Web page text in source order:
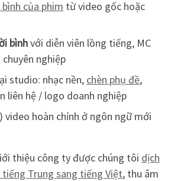
của phim từ video gốc hoặc
bìnhvới diễn viên lồng tiếng, MC
nghiệp
studio: nhạc nền, chèn phụ đề,
liên hệ / logo doanh nghiệp
video hoàn chỉnh ở ngôn ngữ mới
thiệu công ty được chúng tôi dịch
Trung sang tiếng Việt, thu âm